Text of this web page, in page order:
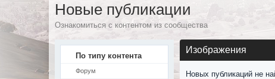
Новые публикации
Ознакомиться с контентом из сообщества
По типу контента
Форум
Изображения
Новых публикаций не